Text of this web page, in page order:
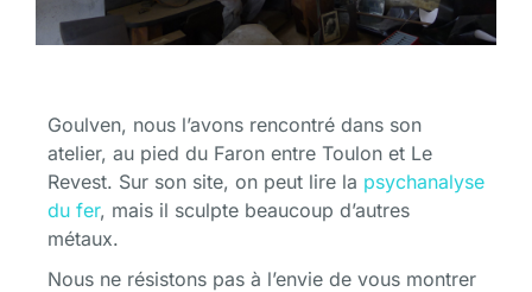
Goulven, nous l’avons rencontré dans son
atelier, au pied du Faron entre Toulon et Le
Revest. Sur son site, on peut lire la psychanalyse
du fer, mais il sculpte beaucoup d’autres
métaux.
Nous ne résistons pas à l’envie de vous montrer